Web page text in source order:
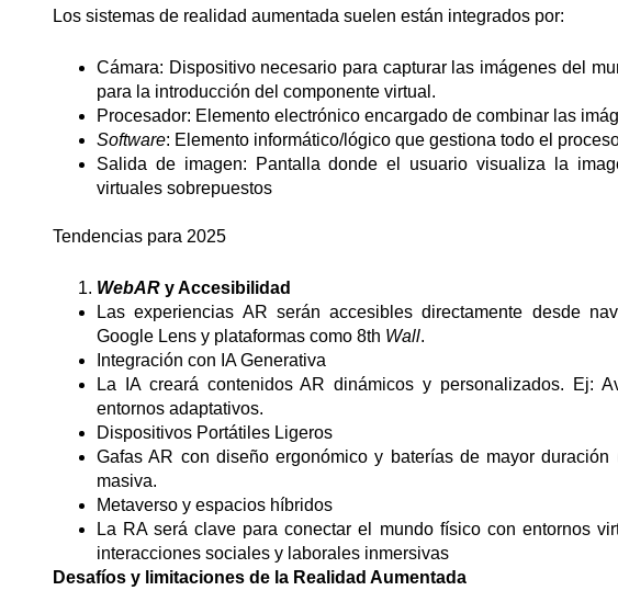
Los sistemas de realidad aumentada suelen están integrados por:
Cámara: Dispositivo necesario para capturar las imágenes del
para la introducción del componente virtual.
Procesador: Elemento electrónico encargado de combinar las
Software: Elemento informático/lógico que gestiona todo el
Salida de imagen: Pantalla donde el usuario visualiza la
virtuales sobrepuestos
Tendencias para 2025
WebAR y Accesibilidad
Las experiencias AR serán accesibles directamente desde
Google Lens y plataformas como 8th Wall.
Integración con IA Generativa
La IA creará contenidos AR dinámicos y personalizados. Ej:
entornos adaptativos.
Dispositivos Portátiles Ligeros
Gafas AR con diseño ergonómico y baterías de mayor
masiva.
Metaverso y espacios híbridos
La RA será clave para conectar el mundo físico con entornos
interacciones sociales y laborales inmersivas
Desafíos y limitaciones de la Realidad Aumentada